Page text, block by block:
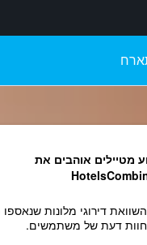
מטיילים אוהבים את
השוואת דירוגי מלונות
חוות דעת של משתמשים.